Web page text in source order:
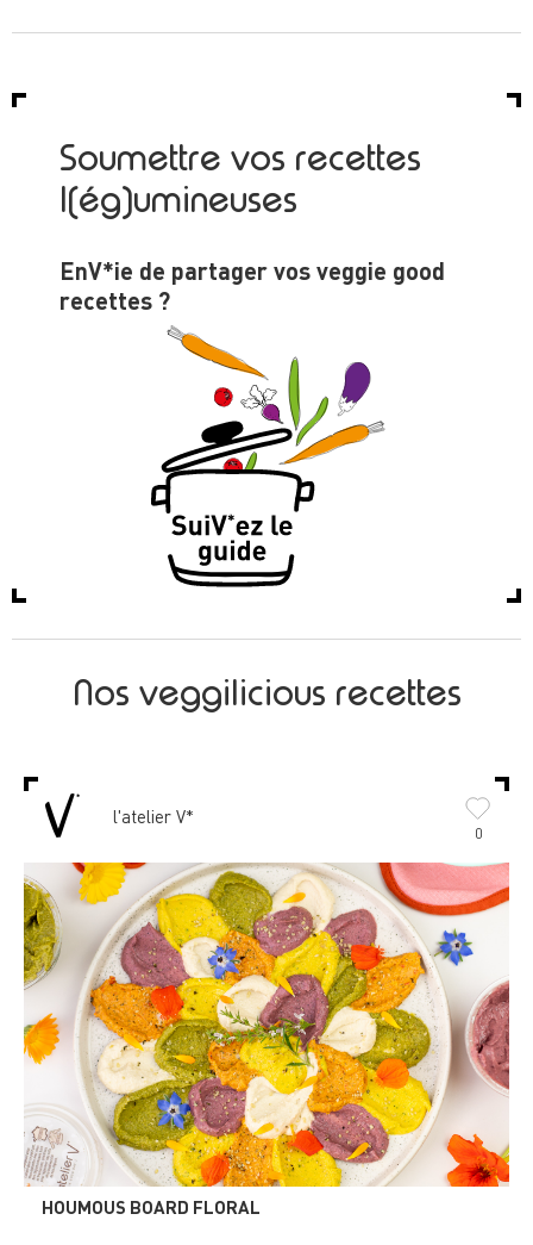
Soumettre vos recettes
l(ég)umineuses
EnV*ie de partager vos veggie good
recettes ?
Nos veggilicious recettes
l'atelier V*
0
HOUMOUS BOARD FLORAL